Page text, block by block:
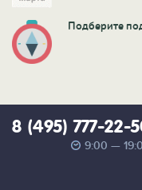
Подберите
8 (495) 777-22-
9:00 —